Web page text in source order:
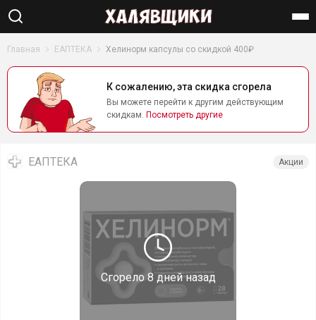
Главная ЕАПТЕКА Хелинорм капсулы со скидкой 400₽
К сожалению, эта скидка сгорела
Вы можете перейти к другим действующим
скидкам. Посмотреть другие
Сгорело8 дней назад
ЕАПТЕКА Акции